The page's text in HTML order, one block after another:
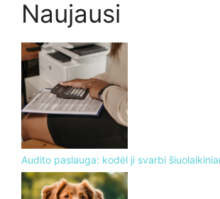
Naujausi
Audito paslauga: kodėl ji svarbi